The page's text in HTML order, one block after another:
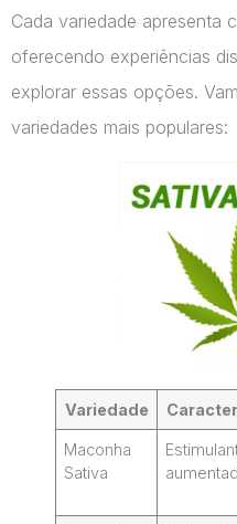
Cada variedade apresenta
oferecendo experiências
explorar essas opções.
variedades mais populares:
Variedade
Maconha
Sativa